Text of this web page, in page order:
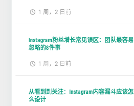
1 周，2 日前
Instagram粉丝增长常见误区：团队最容易
忽略的8件事
1 周，2 日前
从看到到关注：Instagram内容漏斗应该怎
么设计